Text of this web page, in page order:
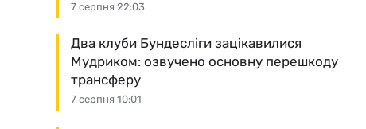
7 серпня 22:03
7 серпня 10:01
Два клуби Бундесліги зацікавилися
Мудриком: озвучено основну перешкоду
трансферу